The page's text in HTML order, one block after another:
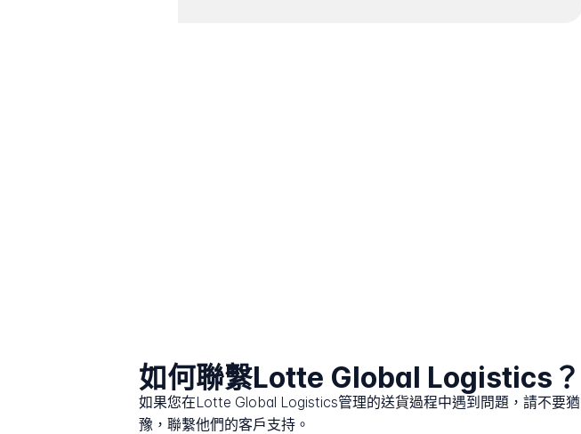
如何聯繫Lotte Global Logistics？
如果您在Lotte Global Logistics管理的送貨過程中遇到問題，請不要猶
豫，聯繫他們的客戶支持。